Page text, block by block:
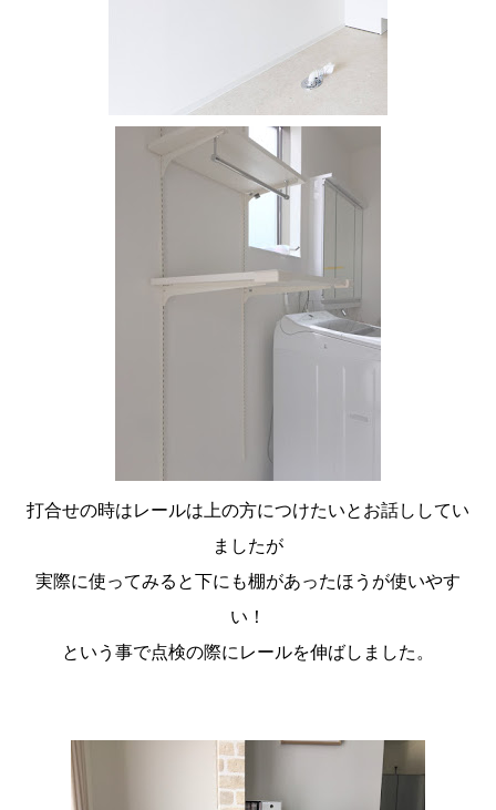
打合せの時はレールは上の方につけたいとお話ししてい
ましたが
実際に使ってみると下にも棚があったほうが使いやす
い！
という事で点検の際にレールを伸ばしました。